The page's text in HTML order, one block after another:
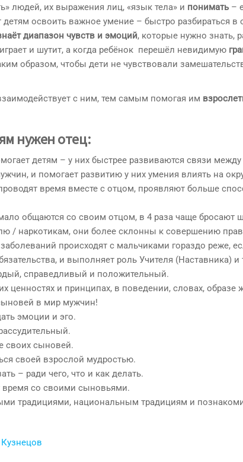
людей, их выражения лиц, «язык тела» и понимать –
детям освоить важное умение – быстро разбираться
диапазон чувств и эмоций, которые нужно знать,
и шутит, а когда ребёнок перешёл невидимую
образом, чтобы дети не чувствовали
с ним, тем самым помогая им
нужен отец:
детям – у них быстрее развиваются связи
и помогает развитию у них умения влиять на
время вместе с отцом, проявляют больше
общаются со своим отцом, в 4 раза чаще бросают
/ наркотикам, они более склонны к совершению
происходят с мальчиками гораздо реже,
и выполняет роль Учителя (Наставника) и
справедливый и положительный.
ценностях и принципах, в поведении, словах, образе
в мир мужчин!
эмоции и эго.
своих сыновей.
своей взрослой мудростью.
– ради чего, что и как делать.
время со своими сыновьями.
традициями, национальным традициям и